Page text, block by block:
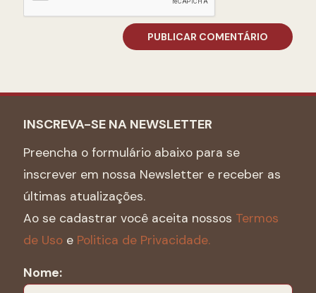
INSCREVA-SE NA NEWSLETTER
Preencha o formulário abaixo para se
inscrever em nossa Newsletter e receber as
últimas atualizações.
Ao se cadastrar você aceita nossos Termos
de Uso e Politica de Privacidade.
Nome: